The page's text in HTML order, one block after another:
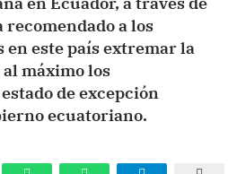
recomendado a los
en este país extremar la
máximo los
de excepción
ecuatoriano.